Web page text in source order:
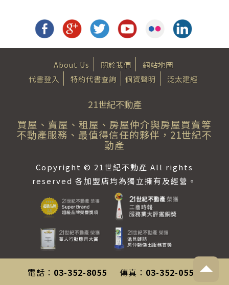
About Us 關於我們
網站地圖
代書登入
特約代書查詢 個資聲明 泛太建經
21世紀不動產
買屋、賣屋、租屋、房屋仲介與房屋買賣等
不動產服務、最值得信任的夥伴，21世紀不
動產
Copyright © 21世紀不動產 All rights
reserved 各加盟店均為獨立擁有及經營。
電話： 03-352-8055 傳真： 03-352-0558